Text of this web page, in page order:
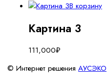
В корзину
Картина 3
111,000₽
© Интернет решения АУСЭКО